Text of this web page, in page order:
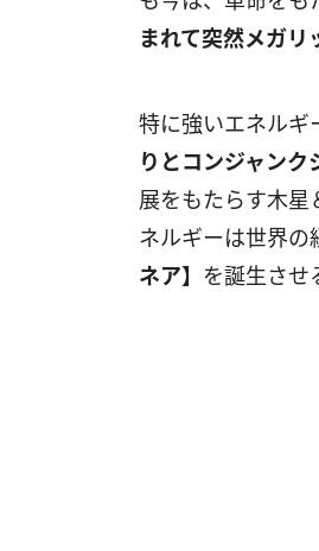
まれて突然メガリ
特に強いエネルギ
りとコンジャンク
展をもたらす木星
ネルギーは世界の
ネア】 を誕生さ